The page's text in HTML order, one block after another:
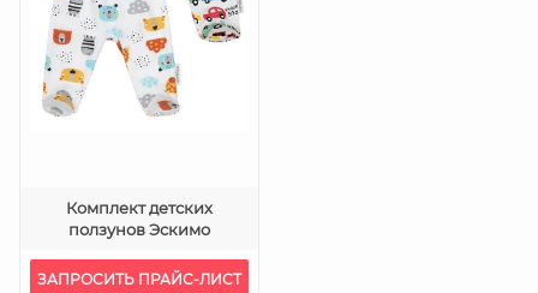
Комплект детских
ползунов Эскимо
ЗАПРОСИТЬ ПРАЙС-ЛИСТ